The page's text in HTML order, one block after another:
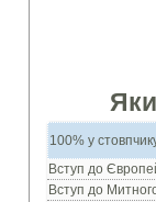
100% у
Вступ до
Вступ до